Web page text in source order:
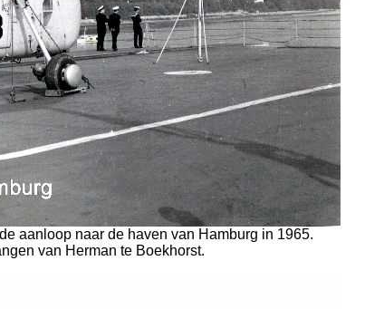
aanloop naar de haven van Hamburg in 1965.
van Herman te Boekhorst.